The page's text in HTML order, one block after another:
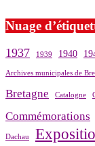
Nuage
1937 1939 1940
Archives municipales de
Bretagne Catalogne
Commémorations
Dachau